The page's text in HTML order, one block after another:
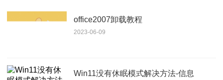
office2007卸载教程
2023-06-09
Win11没有休眠模式解决方法-信息